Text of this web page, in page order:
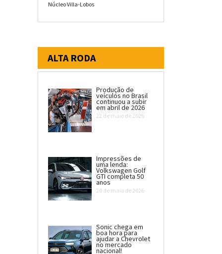
Núcleo Villa-Lobos
ALTA RODA
Produção de
veículos no Brasil
continuou a subir
em abril de 2026
22 de maio de 2026
Impressões de
uma lenda:
Volkswagen Golf
GTI completa 50
anos
20 de maio de 2026
Sonic chega em
boa hora para
ajudar a Chevrolet
no mercado
nacional!